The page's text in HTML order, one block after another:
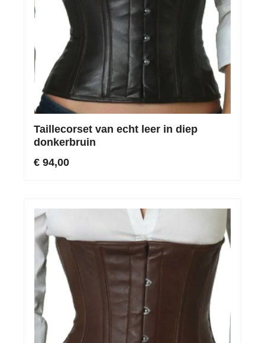
Taillecorset van echt leer in diep
donkerbruin
€ 94,00